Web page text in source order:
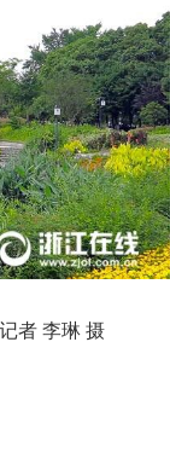
者 李琳 摄